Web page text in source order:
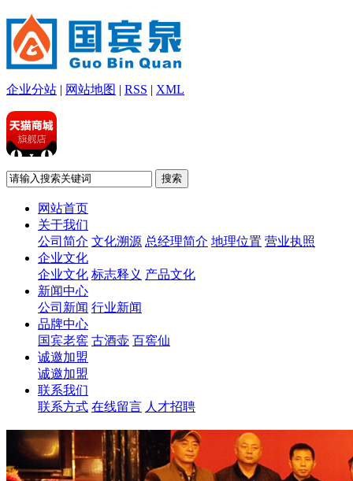
企业分站 | 网站地图 | RSS | XML
网站首页
关于我们
公司简介 文化溯源 总经理简介 地理位置 营业执照
企业文化
企业文化 标志释义 产品文化
新闻中心
公司新闻 行业新闻
品牌中心
国宾老窖 古酒壶 百窖仙
诚邀加盟
诚邀加盟
联系我们
联系方式 在线留言 人才招聘